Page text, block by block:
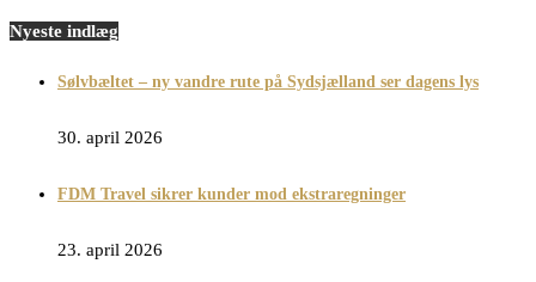
Nyeste indlæg
Sølvbæltet – ny vandre rute på Sydsjælland ser dagens lys
30. april 2026
FDM Travel sikrer kunder mod ekstraregninger
23. april 2026